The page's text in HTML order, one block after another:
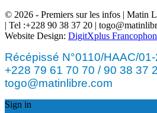
© 2026 - Premiers sur les infos | Matin
| Tel :+228 90 38 37 20 |
Website Design: DigitXplus
Récépissé N°0110/HAAC/
+228 79 61 70 70 / 90 38 37
togo@matinlibre.com
Sign in